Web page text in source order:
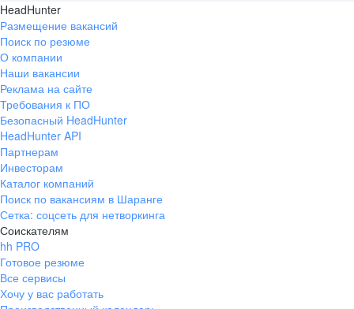
HeadHunter
Размещение вакансий
Поиск по резюме
О компании
Наши вакансии
Реклама на сайте
Требования к ПО
Безопасный HeadHunter
HeadHunter API
Партнерам
Инвесторам
Каталог компаний
Поиск по вакансиям в Шаранге
Сетка: соцсеть для нетворкинга
Соискателям
hh PRO
Готовое резюме
Все сервисы
Хочу у вас работать